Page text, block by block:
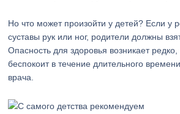
Но что может произойти у детей? Если у
суставы рук или ног, родители должны
Опасность для здоровья возникает
беспокоит в течение длительного
врача.